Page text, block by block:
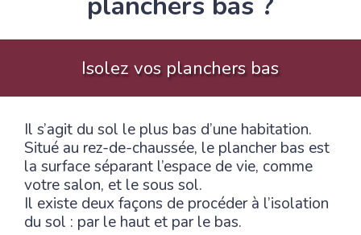
Isolez vos planchers bas
Il s’agit du sol le plus bas d’une habitation.
Situé au rez-de-chaussée, le plancher bas est
la surface séparant l’espace de vie, comme
votre salon, et le sous sol.
Il existe deux façons de procéder à l’isolation
du sol : par le haut et par le bas.